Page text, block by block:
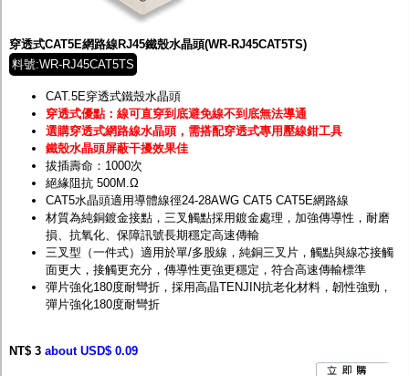
穿透式CAT5E網路線RJ45鐵殼水晶頭(WR-RJ45CAT5TS)
料號:WR-RJ45CAT5TS
CAT.5E穿透式鐵殼水晶頭
穿透式優點：線可直穿到底避免線不到底無法導通
選購穿透式網路線水晶頭，需搭配穿透式專用壓線鉗工具
鐵殼水晶頭屏蔽干擾效果佳
拔插壽命：1000次
絕緣阻抗 500M.Ω
CAT5水晶頭適用導體線徑24-28AWG CAT5 CAT5E網路線
材質為純銅鍍金接點，三叉觸點採用鍍金處理，加強傳導性，耐磨
損、抗氧化、保障訊號長期穩定高速傳輸
三叉型（一件式）適用於單/多股線，純銅三叉片，觸點與線芯接觸
面更大，接觸更充分，傳導性更強更穩定，符合高速傳輸標準
彈片強化180度耐彎折，採用高晶TENJIN抗老化材料，韌性強勁，
彈片強化180度耐彎折
NT$ 3 about USD$ 0.09